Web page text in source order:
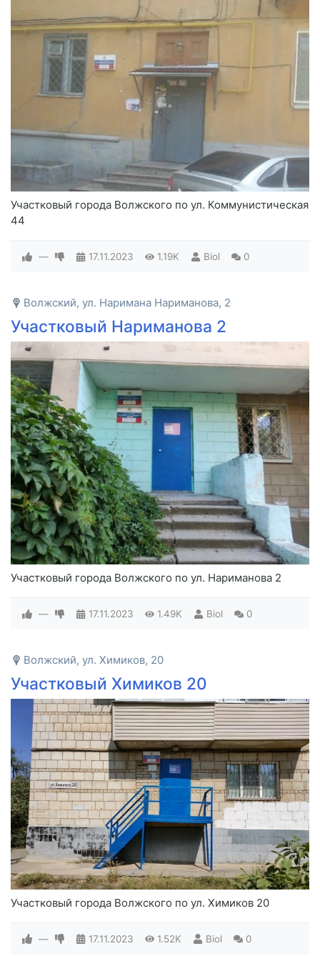
Участковый города Волжского по ул. Коммунистическая
44
— 17.11.2023 1.19K Biol 0
Волжский, ул. Наримана Нариманова, 2
Участковый Нариманова 2
Участковый города Волжского по ул. Нариманова 2
— 17.11.2023 1.49K Biol 0
Волжский, ул. Химиков, 20
Участковый Химиков 20
Участковый города Волжского по ул. Химиков 20
— 17.11.2023 1.52K Biol 0